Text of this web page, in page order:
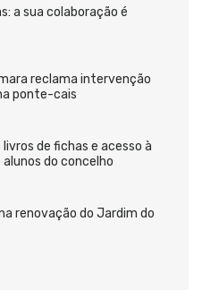
a sua colaboração é
reclama intervenção
ponte-cais
de fichas e acesso à
do concelho
renovação do Jardim do